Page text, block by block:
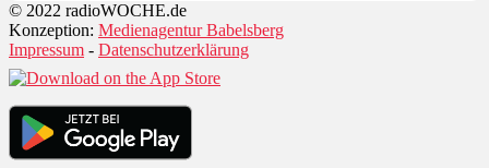
© 2022 radioWOCHE.de
Konzeption: Medienagentur Babelsberg
Impressum - Datenschutzerklärung